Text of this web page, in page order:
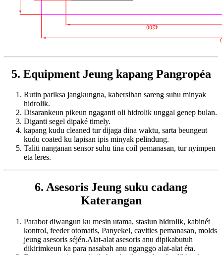
5. Equipment Jeung kapang Pangropéa
Rutin pariksa jangkungna, kabersihan sareng suhu minyak
hidrolik.
Disarankeun pikeun ngaganti oli hidrolik unggal genep bulan.
Diganti segel dipaké timely.
kapang kudu cleaned tur dijaga dina waktu, sarta beungeut
kudu coated ku lapisan ipis minyak pelindung.
Taliti nanganan sensor suhu tina coil pemanasan, tur nyimpen
eta leres.
6. Asesoris Jeung suku cadang
Katerangan
Parabot diwangun ku mesin utama, stasiun hidrolik, kabinét
kontrol, feeder otomatis, Panyekel, cavities pemanasan, molds
jeung asesoris séjén.Alat-alat asesoris anu dipikabutuh
dikirimkeun ka para nasabah anu nganggo alat-alat éta.